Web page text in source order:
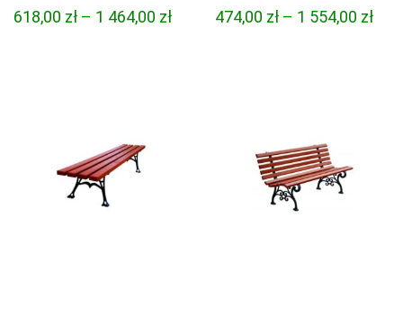
618,00 zł – 1 464,00 złZakres474,00 zł – 1 554,00 zł